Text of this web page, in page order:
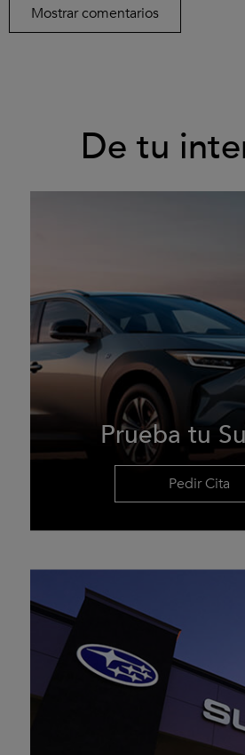
Mostrar comentarios
De tu
Prueba tu
Pedir Cita